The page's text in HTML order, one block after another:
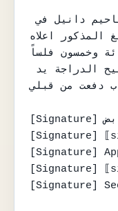
استلمت من: ملعب عزرا مناحيم دانيل في
المذكور اعلاه
وخمسون فلساً
دفعت من قبلي
[Signature] القابض
[Signature]
[Signature]
[Signature]
[Signature]